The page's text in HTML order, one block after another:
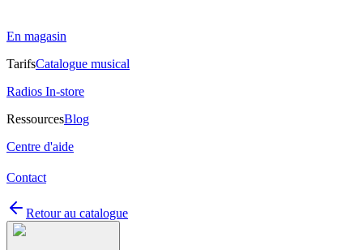
En magasin
TarifsCatalogue musical
Radios In-store
RessourcesBlog
Centre d'aide
Contact
Retour au catalogue